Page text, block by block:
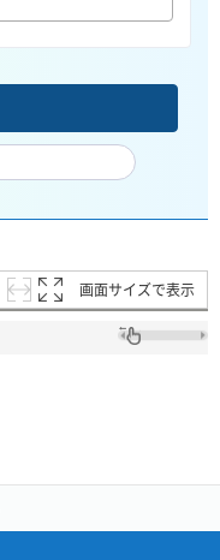
画面サイズで表示